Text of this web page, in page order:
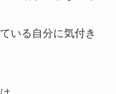
いる自分に気付き